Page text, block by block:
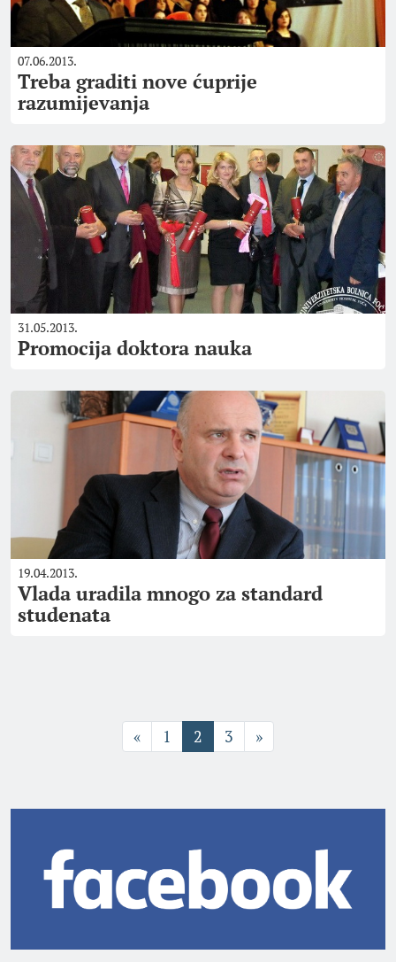
07.06.2013.
Treba graditi nove ćuprije
razumijevanja
31.05.2013.
Promocija doktora nauka
19.04.2013.
Vlada uradila mnogo za standard
studenata
« 1 2 3 »